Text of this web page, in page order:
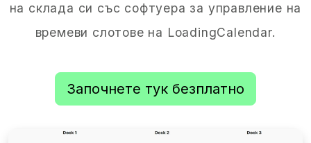
на склада си със софтуера за управление на
времеви слотове на LoadingCalendar.
Започнете тук безплатно